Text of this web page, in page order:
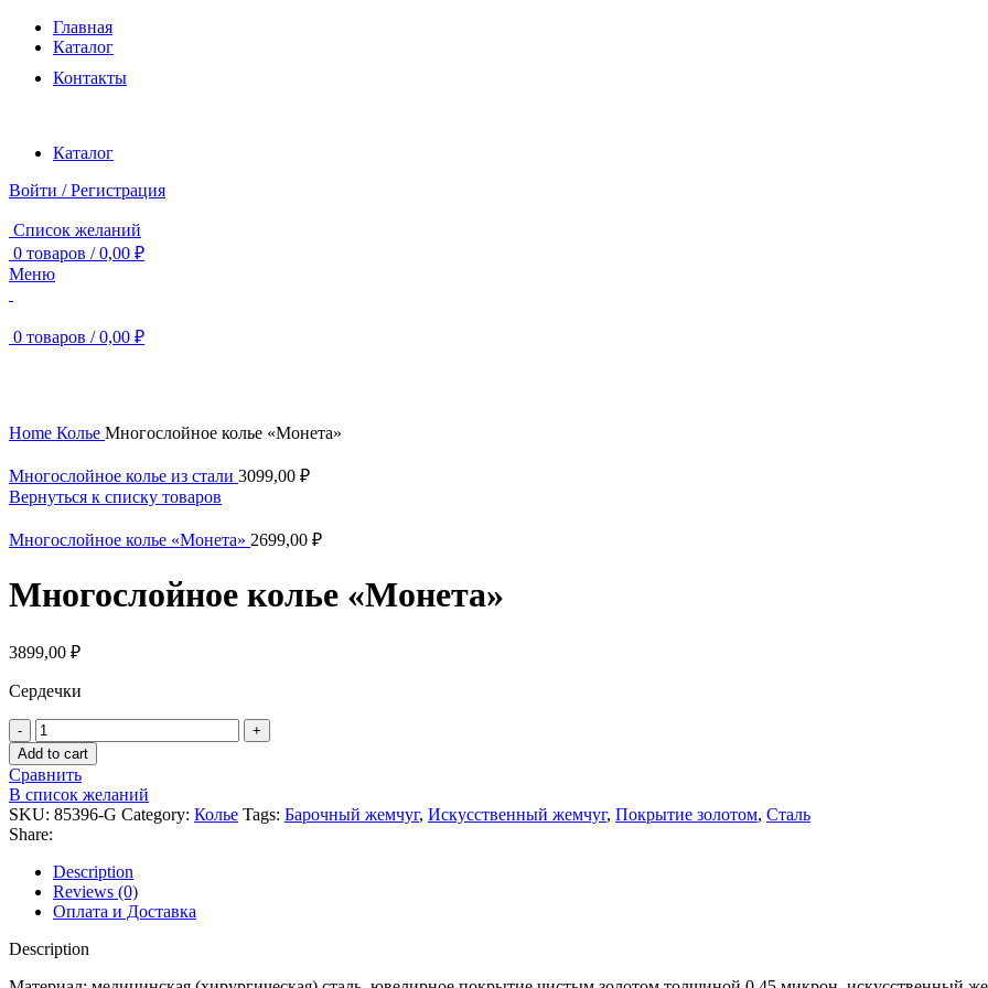
Главная
Каталог
Контакты
Каталог
Войти / Регистрация
Список желаний
0 товаров / 0,00 ₽
Меню
0 товаров / 0,00 ₽
Home Колье Многослойное колье «Монета»
Многослойное колье из стали 3099,00 ₽
Вернуться к списку товаров
Многослойное колье «Монета» 2699,00 ₽
Многослойное колье «Монета»
3899,00 ₽
Сердечки
Многослойное
колье
«Монета»
quantity
Add to cart
Сравнить
В список желаний
SKU: 85396-G Category: Колье Tags: Барочный жемчуг, Искусственный жемчуг, Покрытие золотом, Сталь
Share:
Description
Reviews (0)
Оплата и Доставка
Description